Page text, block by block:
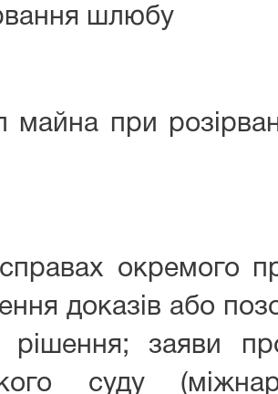
шлюбу
майна при
окремого
доказів або
рішення; заяви
суду